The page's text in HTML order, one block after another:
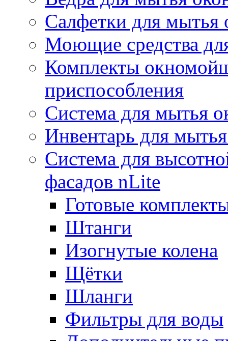
Салфетки для мытья
Моющие средства
Комплекты
приспособления
Система для мытья
Инвентарь для
Система для
фасадов nLite
Готовые
Штанги
Изогнутые колена
Щётки
Шланги
Фильтры для воды